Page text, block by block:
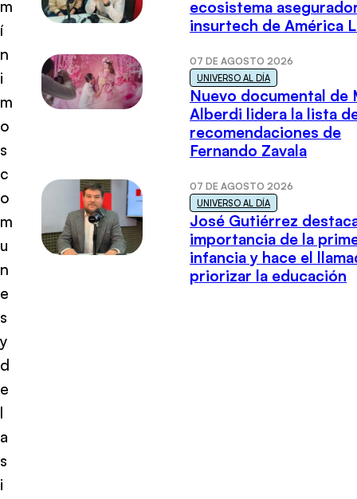
m
í
n
i
m
o
s
c
o
m
u
n
e
s
y
d
e
l
a
s
i
ecosistema
insurtech de América
07 DE AGOSTO 2026
UNIVERSO AL DÍA
Nuevo documental de
Alberdi lidera la lista
recomendaciones de
Fernando Zavala
07 DE AGOSTO 2026
UNIVERSO AL DÍA
José Gutiérrez
importancia de la
infancia y hace el
priorizar la educación